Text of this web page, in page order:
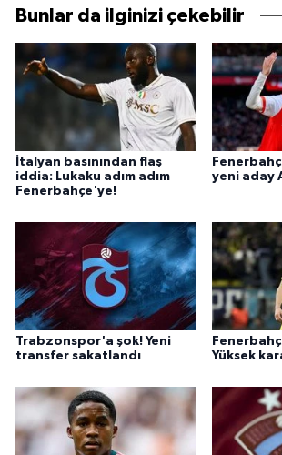
Bunlar da ilginizi çekebilir
İtalyan basınından flaş
iddia: Lukaku adım adım
Fenerbahçe'ye!
yeni aday
Trabzonspor'a şok! Yeni
transfer sakatlandı
Yüksek